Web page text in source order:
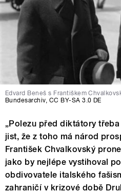
Edvard Beneš s Františkem
Bundesarchiv, CC BY-SA 3.0 DE
„Polezu před diktátory
jist, že z toho má národ
František Chvalkovský
jako by nejlépe vystihoval
obdivovatele italského
zahraničí v krizové době